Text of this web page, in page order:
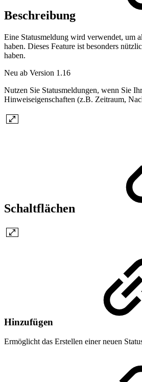
Beschreibung
Eine Statusmeldung wird verwendet, um
haben. Dieses Feature ist besonders
haben.
Neu ab Version 1.16
Nutzen Sie Statusmeldungen, wenn Sie
Hinweiseigenschaften (z.B. Zeitraum,
Schaltflächen
Hinzufügen
Ermöglicht das Erstellen einer neuen